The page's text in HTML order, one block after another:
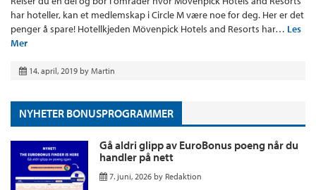
har hoteller, kan et medlemskap i Circle M være noe for deg. Her er det
penger å spare! Hotellkjeden Mövenpick Hotels and Resorts har… Les
Mer
14. april, 2019 by Martin
NYHETER BONUSPROGRAMMER
Gå aldri glipp av EuroBonus poeng når du
handler på nett
7. juni, 2026 by Redaktion